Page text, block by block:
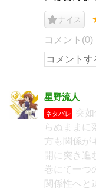
ナイス
コメント(0)
星野流人
ネタバレ
突
らぬままに
方も関係が
開に突き
巻にて一つ
関係性へ